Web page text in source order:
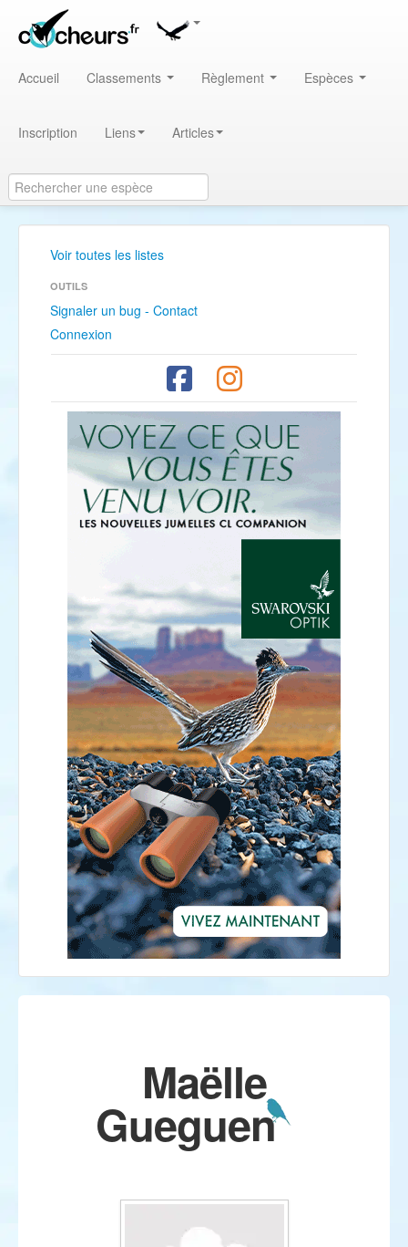
Accueil Classements Règlement Espèces
Inscription Liens Articles
Voir toutes les listes
OUTILS
Signaler un bug - Contact
Connexion
Maëlle
Gueguen